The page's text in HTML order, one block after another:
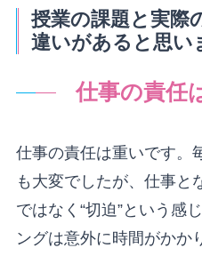
授業の課題と実際
違いがあると思い
仕事の責任
仕事の責任は重いです。
も大変でしたが、仕事と
ではなく“切迫”という感
ングは意外に時間がかか